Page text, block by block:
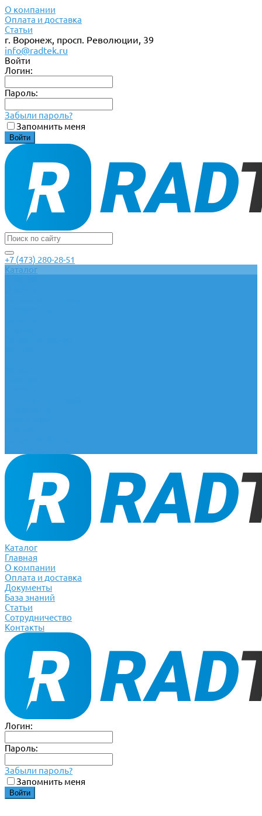
О компании
Оплата и доставка
Статьи
г. Воронеж, просп. Революции, 39
info@radtek.ru
Войти
Логин:
Пароль:
Забыли пароль?
Запомнить меня
+7 (473) 280-28-51
Каталог
Каталог
Главная
О компании
Оплата и доставка
Документы
База знаний
Статьи
Сотрудничество
Контакты
Логин:
Пароль:
Забыли пароль?
Запомнить меня